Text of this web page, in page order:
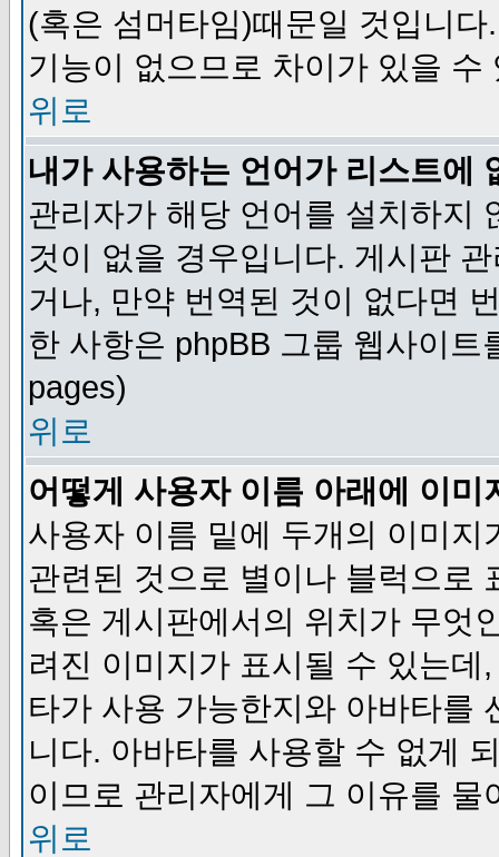
(혹은 섬머타임)때문일 것입니
기능이 없으므로 차이가 있을 수
위로
내가 사용하는 언어가 리스트에
관리자가 해당 언어를 설치하지
것이 없을 경우입니다. 게시판
거나, 만약 번역된 것이 없다면
한 사항은 phpBB 그룹 웹사이
pages)
위로
어떻게 사용자 이름 아래에 이미
사용자 이름 밑에 두개의 이미
관련된 것으로 별이나 블럭으로
혹은 게시판에서의 위치가 무엇
려진 이미지가 표시될 수 있는
타가 사용 가능한지와 아바타를
니다. 아바타를 사용할 수 없게
이므로 관리자에게 그 이유를 물
위로